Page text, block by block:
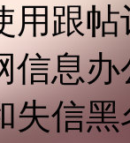
用跟
信息
失信